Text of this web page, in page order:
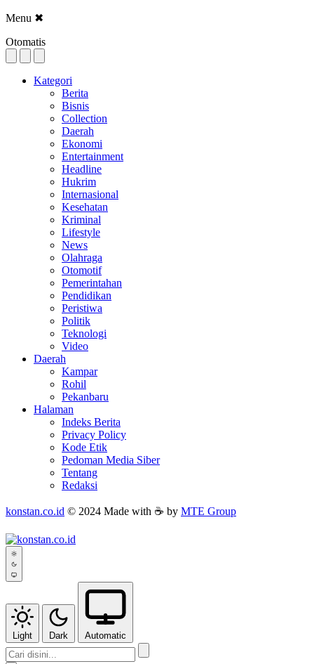
Menu ✖
Otomatis
Kategori
Berita
Bisnis
Collection
Daerah
Ekonomi
Entertainment
Headline
Hukrim
Internasional
Kesehatan
Kriminal
Lifestyle
News
Olahraga
Otomotif
Pemerintahan
Pendidikan
Peristiwa
Politik
Teknologi
Video
Daerah
Kampar
Rohil
Pekanbaru
Halaman
Indeks Berita
Privacy Policy
Kode Etik
Pedoman Media Siber
Tentang
Redaksi
konstan.co.id © 2024 Made with ☕ by MTE Group
Light Dark Automatic